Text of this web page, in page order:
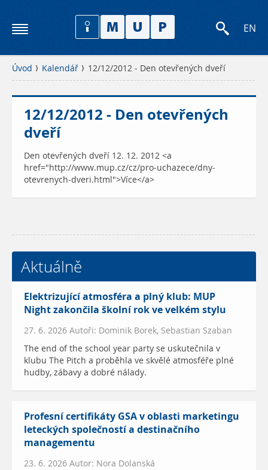
EN
Úvod Kalendář 12/12/2012 - Den otevřených dveří
12/12/2012 - Den otevřených
dveří
Den otevřených dveří 12. 12. 2012 <a
href="http://www.mup.cz/cz/pro-uchazece/dny-
otevrenych-dveri.html">Více</a>
Aktuálně
Elektrizující atmosféra a plný klub: MUP
Night zakončila školní rok ve velkém stylu
27. 6. 2026 Autoři: Dominik Borek, Sebastian Szaban
The end of the school year party se uskutečnila v
klubu The Pitch a proběhla ve skvělé atmosféře plné
hudby, zábavy a dobré nálady.
Profesní certifikáty GSA v oblasti marketingu
leteckých společností a destinačního
managementu
23. 6. 2026 Autor: Nora Dolanská